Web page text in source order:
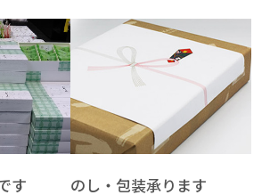
す のし・包装承ります